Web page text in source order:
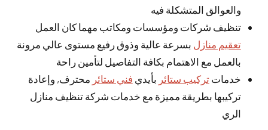
والعوالق المتشكلة فيه
تنظيف شركات ومؤسسات ومكاتب مهما كان العمل
تعقيم منازل بسرعة عالية وذوق رفيع مستوى عالي مرونة
بالعمل مع الاهتمام بكافة التفاصيل لتأمين راحة
خدماتتركيب ستائر بأيدي فني ستائر محترف, وإعادة
تركيبها بطريقة مميزة مع خدمات شركة تنظيف منازل
الري